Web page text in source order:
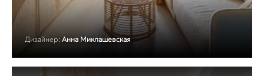
Дизайнер: Анна Миклашевская